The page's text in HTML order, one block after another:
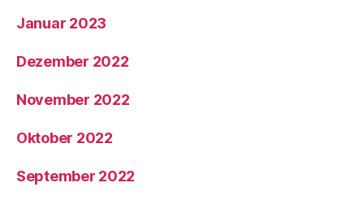
Januar 2023
Dezember 2022
November 2022
Oktober 2022
September 2022